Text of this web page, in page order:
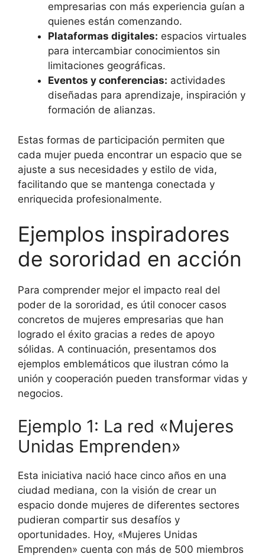
empresarias con más experiencia guían a
quienes están comenzando.
Plataformas digitales: espacios virtuales
para intercambiar conocimientos sin
limitaciones geográficas.
Eventos y conferencias: actividades
diseñadas para aprendizaje, inspiración y
formación de alianzas.
Estas formas de participación permiten que
cada mujer pueda encontrar un espacio que se
ajuste a sus necesidades y estilo de vida,
facilitando que se mantenga conectada y
enriquecida profesionalmente.
Ejemplos inspiradores
de sororidad en acción
Para comprender mejor el impacto real del
poder de la sororidad, es útil conocer casos
concretos de mujeres empresarias que han
logrado el éxito gracias a redes de apoyo
sólidas. A continuación, presentamos dos
ejemplos emblemáticos que ilustran cómo la
unión y cooperación pueden transformar vidas y
negocios.
Ejemplo 1: La red «Mujeres
Unidas Emprenden»
Esta iniciativa nació hace cinco años en una
ciudad mediana, con la visión de crear un
espacio donde mujeres de diferentes sectores
pudieran compartir sus desafíos y
oportunidades. Hoy, «Mujeres Unidas
Emprenden» cuenta con más de 500 miembros